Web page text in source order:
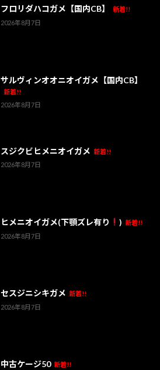
フロリダハコガメ【国内CB】
新着!!
2026年8月7日
サルヴィンオオニオイガメ【国内CB】
新着!!
2026年8月7日
スジクビヒメニオイガメ 新着!!
2026年8月7日
ヒメニオイガメ(下顎ズレ有り ) 新着!!
2026年8月7日
セスジニシキガメ 新着!!
2026年8月7日
中古ケージ50 新着!!